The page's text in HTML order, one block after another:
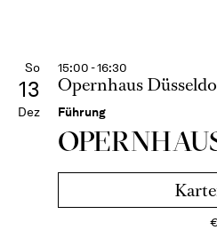
So
13
Dez
15:00 - 16:30
Opernhaus
Führung
€